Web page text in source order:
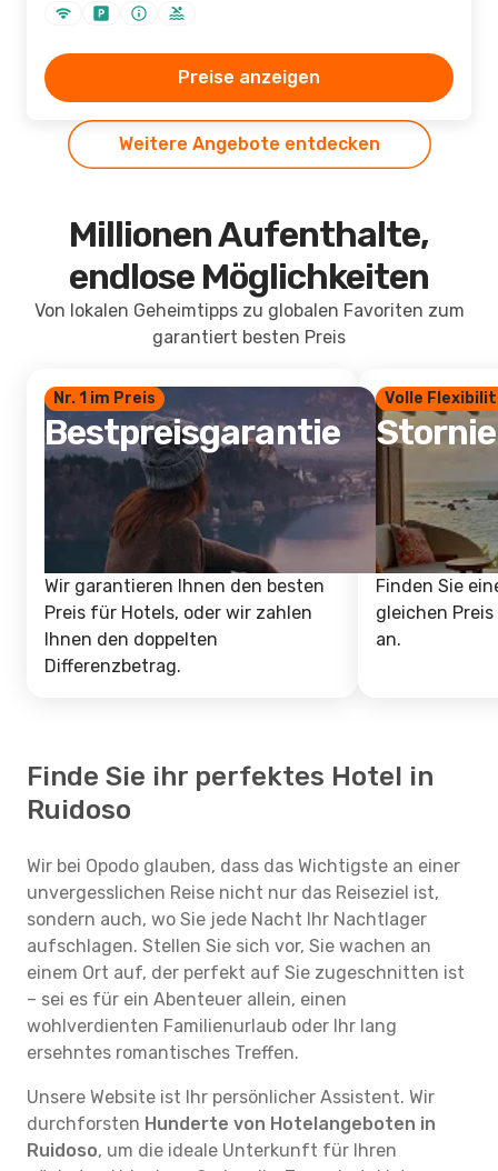
Preise anzeigen
Weitere Angebote entdecken
Millionen Aufenthalte,
endlose Möglichkeiten
Von lokalen Geheimtipps zu globalen Favoriten zum
garantiert besten Preis
Nr. 1 im Preis
Bestpreisgarantie
Wir garantieren Ihnen den besten
Preis für Hotels, oder wir zahlen
Ihnen den doppelten
Differenzbetrag.
Volle
Finden Sie
gleichen
an.
Finde Sie ihr perfektes Hotel in
Ruidoso
Wir bei Opodo glauben, dass das Wichtigste an einer
unvergesslichen Reise nicht nur das Reiseziel ist,
sondern auch, wo Sie jede Nacht Ihr Nachtlager
aufschlagen. Stellen Sie sich vor, Sie wachen an
einem Ort auf, der perfekt auf Sie zugeschnitten ist
– sei es für ein Abenteuer allein, einen
wohlverdienten Familienurlaub oder Ihr lang
ersehntes romantisches Treffen.
Unsere Website ist Ihr persönlicher Assistent. Wir
durchforsten Hunderte von Hotelangeboten in
Ruidoso, um die ideale Unterkunft für Ihren